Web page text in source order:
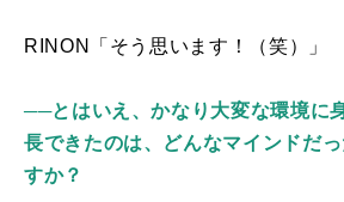
RINON「そう思います！（笑）」
──とはいえ、かなり大変な環境に
長できたのは、どんなマインドだ
すか？